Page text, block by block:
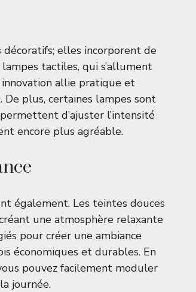
elles incorporent de
tactiles, qui s’allument
allie pratique et
plus, certaines lampes sont
d’ajuster l’intensité
encore plus agréable.
également. Les teintes douces
une atmosphère relaxante
pour créer une ambiance
économiques et durables. En
pouvez facilement moduler
journée.